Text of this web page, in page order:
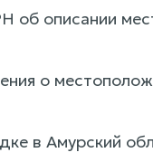
об описании
о
в Амурский